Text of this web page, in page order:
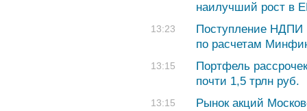
наилучший рост в
13:23
Поступление НДПИ
по расчетам
13:15
Портфель
почти 1,5 трлн руб.
13:15
Рынок акций